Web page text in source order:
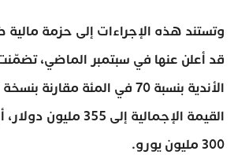
وتستند هذه الإجراءات إلى حزمة
قد أعلن عنها في سبتمبر الماضي،
القيمة الإجمالية إلى
300 مليون يورو.